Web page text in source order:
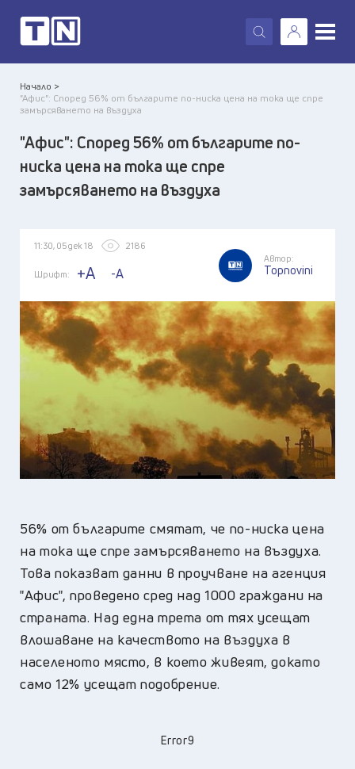
X
Начало >
"Афис": Според 56% от българите по-ниска цена на тока ще спре
замърсяването на въздуха
"Афис": Според 56% от българите по-
ниска цена на тока ще спре
замърсяването на въздуха
11:30, 05 дек 18 2186
Шрифт: +A -A
Автор:
Topnovini
56% от българите смятат, че по-ниска цена
на тока ще спре замърсяването на въздуха.
Това показват данни в проучване на агенция
"Афис", проведено сред над 1000 граждани на
страната. Над една трета от тях усещат
влошаване на качеството на въздуха в
населеното място, в което живеят, докато
само 12% усещат подобрение.
Error9